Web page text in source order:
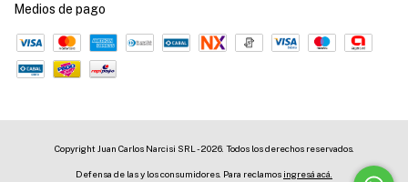
Medios de pago
Copyright Juan Carlos Narcisi SRL - 2026. Todos los derechos reservados.
Defensa de las y los consumidores. Para reclamos ingresá acá.